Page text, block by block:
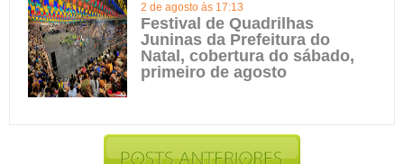
2 de agosto às 17:13
Festival de Quadrilhas
Juninas da Prefeitura do
Natal, cobertura do sábado,
primeiro de agosto